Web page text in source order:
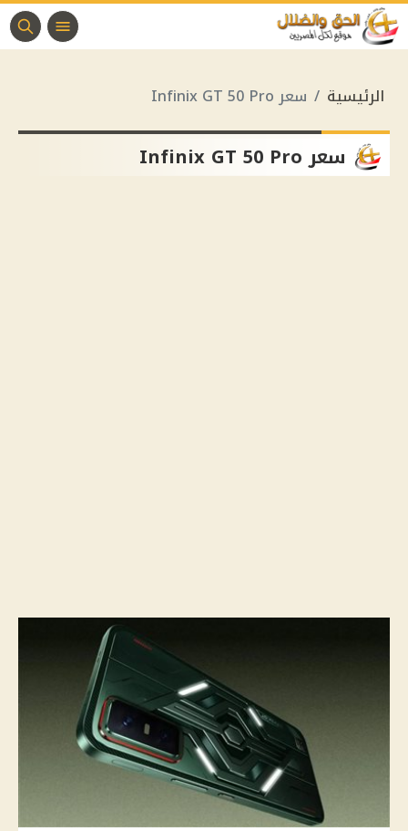
الرئيسية سعر Infinix GT 50 Pro
سعر Infinix GT 50 Pro